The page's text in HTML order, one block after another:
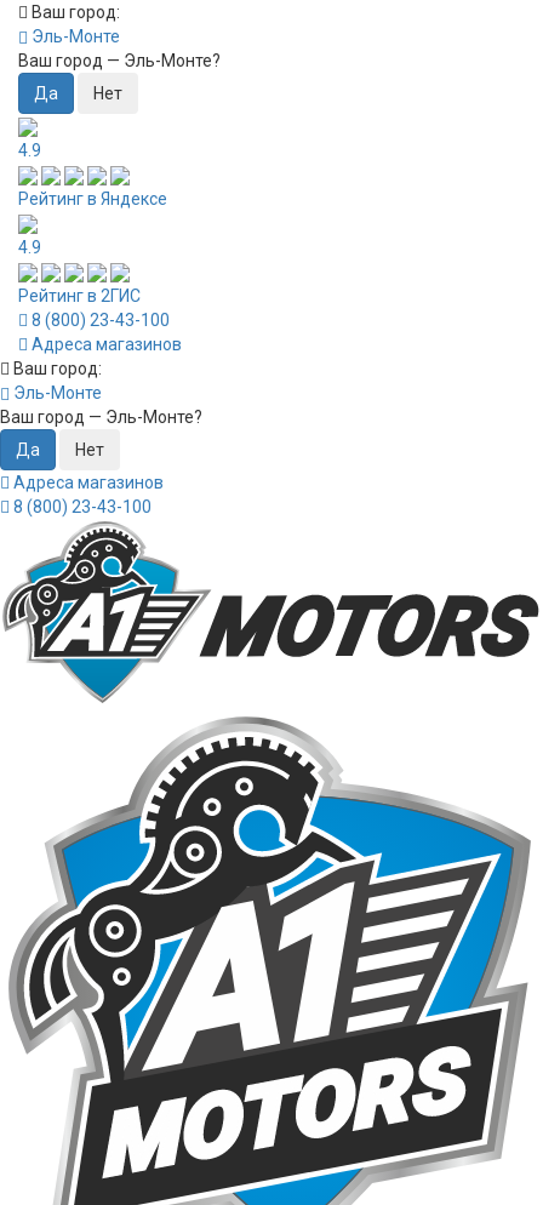
Ваш город:
Эль-Монте
Ваш город — Эль-Монте?
4.9
Рейтинг в Яндексе
4.9
Рейтинг в 2ГИС
8 (800) 23-43-100
Адреса магазинов
Ваш город:
Эль-Монте
Ваш город — Эль-Монте?
Адреса магазинов
8 (800) 23-43-100